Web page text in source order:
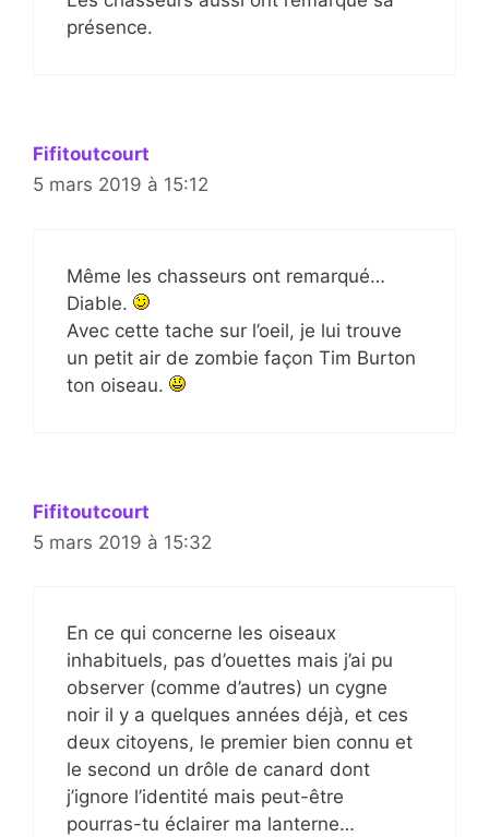
présence.
Fifitoutcourt
5 mars 2019 à 15:12
Même les chasseurs ont remarqué…
Diable.
Avec cette tache sur l’oeil, je lui trouve
un petit air de zombie façon Tim Burton
ton oiseau.
Fifitoutcourt
5 mars 2019 à 15:32
En ce qui concerne les oiseaux
inhabituels, pas d’ouettes mais j’ai pu
observer (comme d’autres) un cygne
noir il y a quelques années déjà, et ces
deux citoyens, le premier bien connu et
le second un drôle de canard dont
j’ignore l’identité mais peut-être
pourras-tu éclairer ma lanterne…